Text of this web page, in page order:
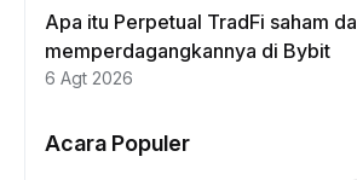
Apa itu Perpetual TradFi saham
memperdagangkannya di Bybit
6 Agt 2026
Acara Populer